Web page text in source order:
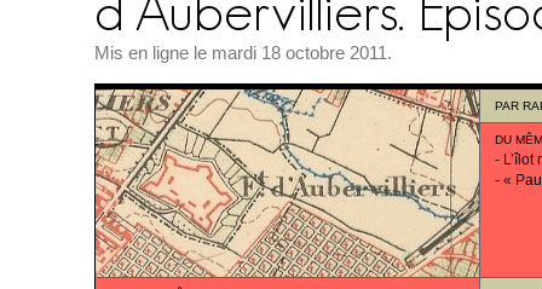
Mis en ligne le mardi 18 octobre 2011.
PAR
DU
- L’îlot
- «